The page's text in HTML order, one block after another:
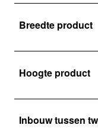
Breedte product
Hoogte product
Inbouw tussen